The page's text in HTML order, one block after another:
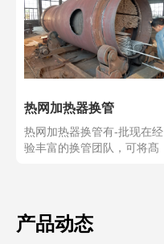
热网加热器换管
热网加热器换管有-批现在经
验丰富的换管团队，可将髙
产品动态